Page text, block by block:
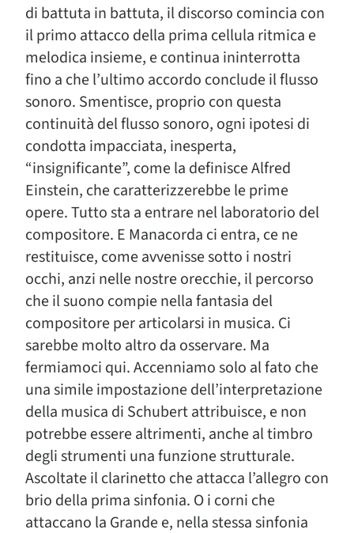
di battuta in battuta, il discorso comincia con
il primo attacco della prima cellula ritmica e
melodica insieme, e continua ininterrotta
fino a che l’ultimo accordo conclude il flusso
sonoro. Smentisce, proprio con questa
continuità del flusso sonoro, ogni ipotesi di
condotta impacciata, inesperta,
“insignificante”, come la definisce Alfred
Einstein, che caratterizzerebbe le prime
opere. Tutto sta a entrare nel laboratorio del
compositore. E Manacorda ci entra, ce ne
restituisce, come avvenisse sotto i nostri
occhi, anzi nelle nostre orecchie, il percorso
che il suono compie nella fantasia del
compositore per articolarsi in musica. Ci
sarebbe molto altro da osservare. Ma
fermiamoci qui. Accenniamo solo al fato che
una simile impostazione dell’interpretazione
della musica di Schubert attribuisce, e non
potrebbe essere altrimenti, anche al timbro
degli strumenti una funzione strutturale.
Ascoltate il clarinetto che attacca l’allegro con
brio della prima sinfonia. O i corni che
attaccano la Grande e, nella stessa sinfonia